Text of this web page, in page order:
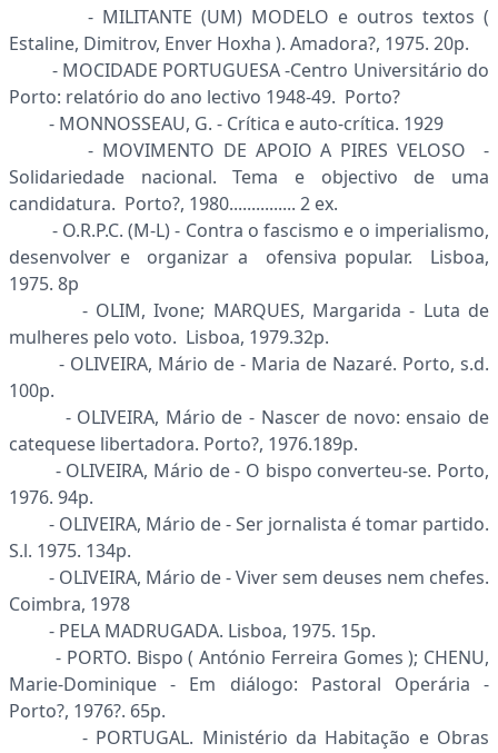
- MILITANTE (UM) MODELO e outros textos (
Estaline, Dimitrov, Enver Hoxha ). Amadora?, 1975. 20p.
- MOCIDADE PORTUGUESA -Centro Universitário do
Porto: relatório do ano lectivo 1948-49. Porto?
- MONNOSSEAU, G. - Crítica e auto-crítica. 1929
- MOVIMENTO DE APOIO A PIRES VELOSO -
Solidariedade nacional. Tema e objectivo de uma
candidatura. Porto?, 1980............... 2 ex.
- O.R.P.C. (M-L) - Contra o fascismo e o imperialismo,
desenvolver e organizar a ofensiva popular. Lisboa,
1975. 8p
- OLIM, Ivone; MARQUES, Margarida - Luta de
mulheres pelo voto. Lisboa, 1979.32p.
- OLIVEIRA, Mário de - Maria de Nazaré. Porto, s.d.
100p.
- OLIVEIRA, Mário de - Nascer de novo: ensaio de
catequese libertadora. Porto?, 1976.189p.
- OLIVEIRA, Mário de - O bispo converteu-se. Porto,
1976. 94p.
- OLIVEIRA, Mário de - Ser jornalista é tomar partido.
S.l. 1975. 134p.
- OLIVEIRA, Mário de - Viver sem deuses nem chefes.
Coimbra, 1978
- PELA MADRUGADA. Lisboa, 1975. 15p.
- PORTO. Bispo ( António Ferreira Gomes ); CHENU,
Marie-Dominique - Em diálogo: Pastoral Operária -
Porto?, 1976?. 65p.
- PORTUGAL. Ministério da Habitação e Obras